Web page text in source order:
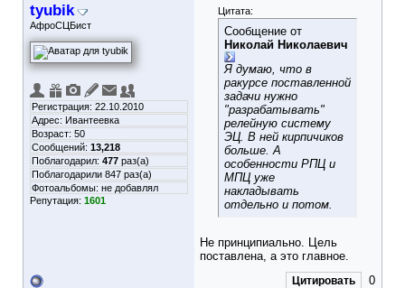
tyubik
АфроСЦБист
Регистрация: 22.10.2010
Адрес: Ивантеевка
Возраст: 50
Сообщений: 13,218
Поблагодарил: 477 раз(а)
Поблагодарили 847 раз(а)
Фотоальбомы: не добавлял
Репутация: 1601
Цитата:
Сообщение от
Николай Николаевич
Я думаю, что в
ракурсе поставленной
задачи нужно
"разрабатывать"
релейную систему
ЭЦ. В ней кирпичиков
больше. А
особенности РПЦ и
МПЦ уже
накладывать
отдельно и потом.
Не принципиально. Цель
поставлена, а это главное.
Цитировать 0